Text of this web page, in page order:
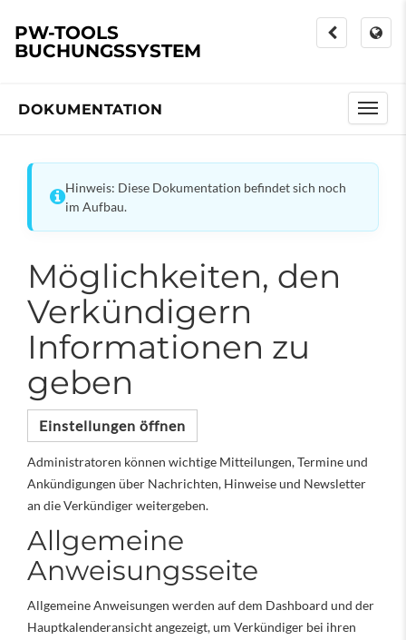
PW-TOOLS
BUCHUNGSSYSTEM
DOKUMENTATION
Hinweis: Diese Dokumentation befindet sich noch
im Aufbau.
Möglichkeiten, den
Verkündigern
Informationen zu
geben
Einstellungen öffnen
Administratoren können wichtige Mitteilungen, Termine und
Ankündigungen über Nachrichten, Hinweise und Newsletter
an die Verkündiger weitergeben.
Allgemeine
Anweisungsseite
Allgemeine Anweisungen werden auf dem Dashboard und der
Hauptkalenderansicht angezeigt, um Verkündiger bei ihren